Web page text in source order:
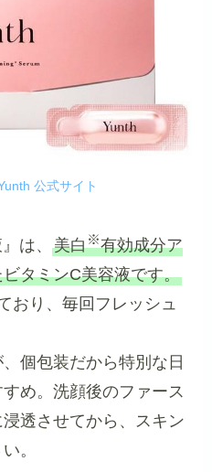
公式サイト
は、美白※有効成分ア
タミンC美容液です。
おり、毎回フレッシュ
個包装だから特別な日
め。洗顔後のファース
透させてから、スキン
。